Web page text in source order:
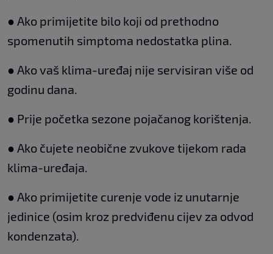
● Ako primijetite bilo koji od prethodno
spomenutih simptoma nedostatka plina.
● Ako vaš klima-uređaj nije servisiran više od
godinu dana.
● Prije početka sezone pojačanog korištenja.
● Ako čujete neobične zvukove tijekom rada
klima-uređaja.
● Ako primijetite curenje vode iz unutarnje
jedinice (osim kroz predviđenu cijev za odvod
kondenzata).